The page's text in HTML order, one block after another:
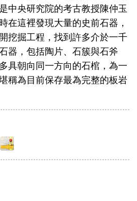
中央研究院的考古教授陳仲玉
在這裡發現大量的史前石器，
挖掘工程，找到許多介於一千
器，包括陶片、石簇與石斧
具朝向同一方向的石棺，為一
稱為目前保存最為完整的板岩